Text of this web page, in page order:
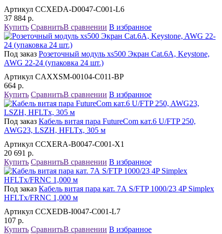
Артикул CCXEDA-D0047-C001-L6
37 884 р.
Купить СравнитьВ сравнении В избранное
Под заказ Розеточный модуль xs500 Экран Cat.6A, Keystone,
AWG 22-24 (упаковка 24 шт.)
Артикул CAXXSM-00104-C011-BP
664 р.
Купить СравнитьВ сравнении В избранное
Под заказ Кабель витая пара FutureCom кат.6 U/FTP 250,
AWG23, LSZH, HFLTx, 305 м
Артикул CCXERA-B0047-C001-X1
20 691 р.
Купить СравнитьВ сравнении В избранное
Под заказ Кабель витая пара кат. 7А S/FTP 1000/23 4P Simplex
HFLTx/FRNC 1,000 м
Артикул CCXEDB-I0047-C001-L7
107 р.
Купить СравнитьВ сравнении В избранное